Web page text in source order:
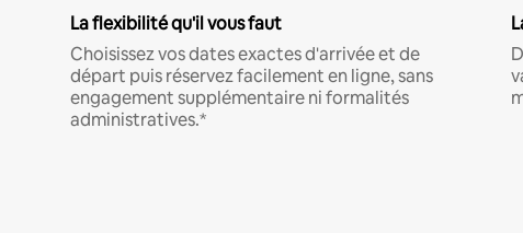
La flexibilité qu'il vous faut
Choisissez vos dates exactes d'arrivée et de
départ puis réservez facilement en ligne, sans
engagement supplémentaire ni formalités
administratives.*